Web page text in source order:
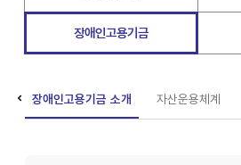
장애인고용기금
장애인고용기금 소개 자산운용체계